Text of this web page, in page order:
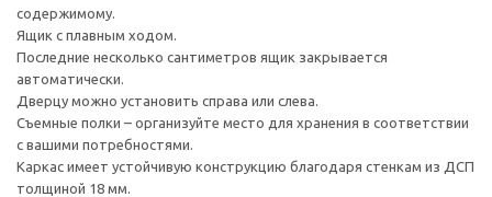
содержимому.
Ящик с плавным ходом.
Последние несколько сантиметров ящик закрывается
автоматически.
Дверцу можно установить справа или слева.
Съемные полки – организуйте место для хранения в соответствии
с вашими потребностями.
Каркас имеет устойчивую конструкцию благодаря стенкам из ДСП
толщиной 18 мм.